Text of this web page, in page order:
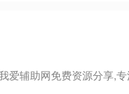
爱辅助网免费资源分享,